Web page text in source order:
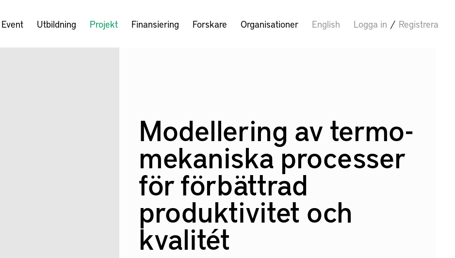
Event Utbildning Projekt Finansiering Forskare Organisationer English Logga in / Registrera
Modellering av termo-
mekaniska processer
för förbättrad
produktivitet och
kvalitét